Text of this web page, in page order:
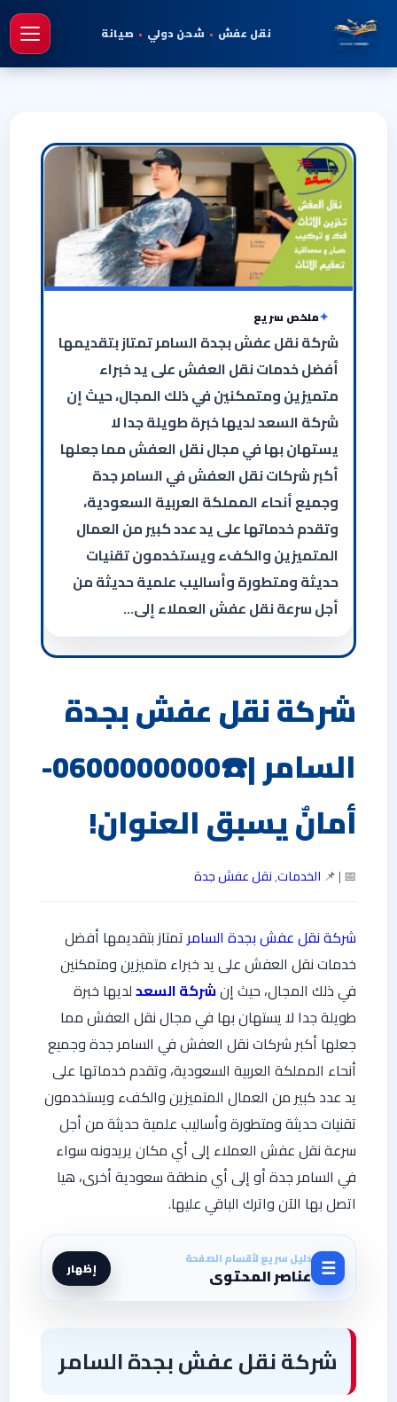
نقل عفش • شحن دولي • صيانة
ملخص سريع
شركة نقل عفش بجدة السامر تمتاز بتقديمها
أفضل خدمات نقل العفش على يد خبراء
متميزين ومتمكنين في ذلك المجال، حيث إن
شركة السعد لديها خبرة طويلة جدا لا
يستهان بها في مجال نقل العفش مما جعلها
أكبر شركات نقل العفش في السامر جدة
وجميع أنحاء المملكة العربية السعودية،
وتقدم خدماتها على يد عدد كبير من العمال
المتميزين والكفء ويستخدمون تقنيات
حديثة ومتطورة وأساليب علمية حديثة من
أجل سرعة نقل عفش العملاء إلى…
شركة نقل عفش بجدة
السامر |☎️0600000000-
أمانٌ يسبق العنوان!
📅 | 📌 الخدمات,نقل عفش جدة
شركة نقل عفش بجدة السامرتمتاز بتقديمها أفضل
خدمات نقل العفش على يد خبراء متميزين ومتمكنين
في ذلك المجال، حيث إنشركة السعدلديها خبرة
طويلة جدا لا يستهان بها في مجال نقل العفش مما
جعلها أكبر شركات نقل العفش في السامر جدة وجميع
أنحاء المملكة العربية السعودية، وتقدم خدماتها على
يد عدد كبير من العمال المتميزين والكفء ويستخدمون
تقنيات حديثة ومتطورة وأساليب علمية حديثة من أجل
سرعة نقل عفش العملاء إلى أي مكان يريدونه سواء
في السامر جدة أو إلى أي منطقة سعودية أخرى، هيا
اتصل بها الآن واترك الباقي عليها.
☰ دليل سريع لأقسام الصفحة
عناصر المحتوى إظهار
شركة نقل عفش بجدة السامر